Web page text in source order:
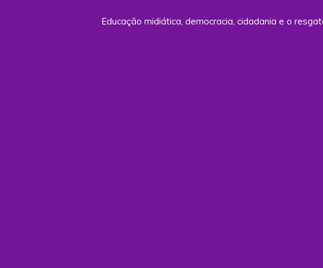
Educação midiática, democracia, cidadania e o